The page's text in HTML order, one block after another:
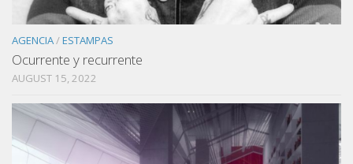
AGENCIA/ESTAMPAS
Ocurrente y recurrente
AUGUST 15, 2022